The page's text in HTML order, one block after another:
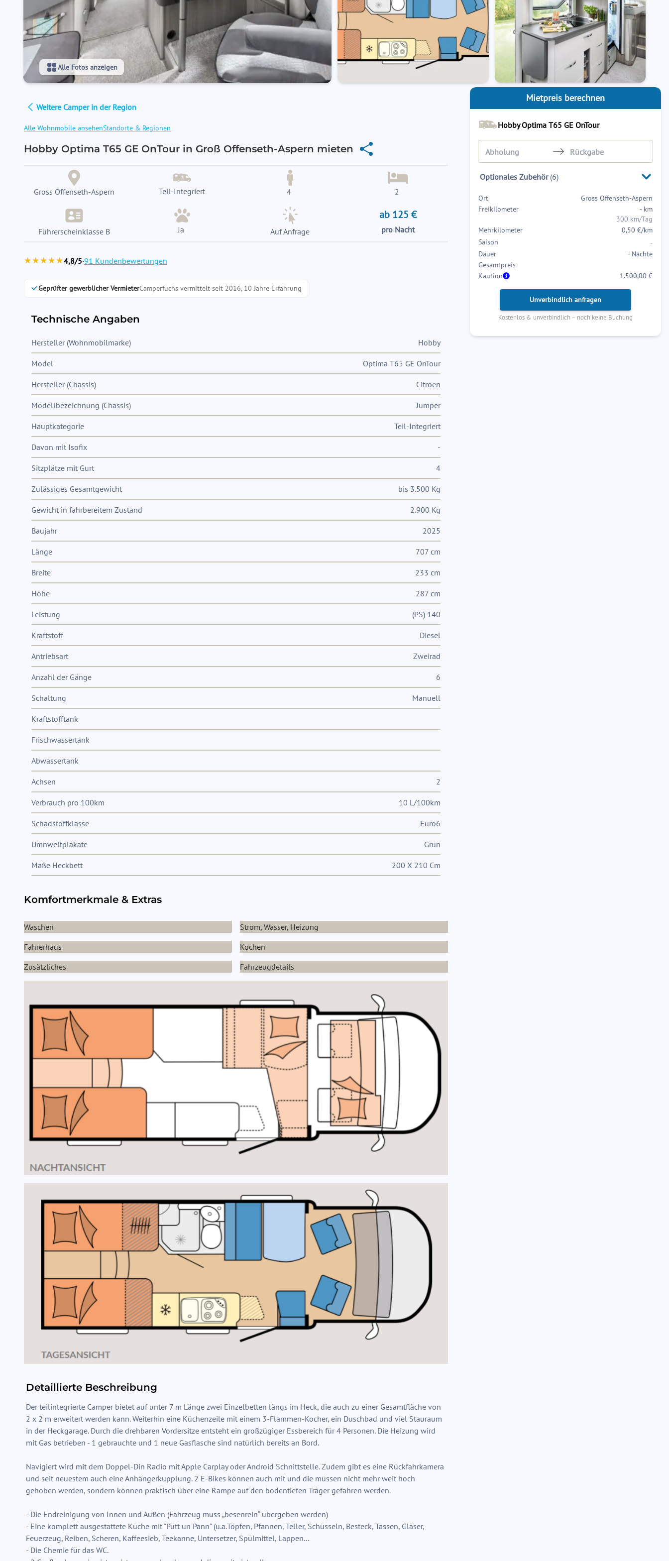
Alle Fotos anzeigen
Weitere Camper in der Region
Alle Wohnmobile ansehenStandorte & Regionen
Hobby Optima T65 GE OnTour in Groß Offenseth-Aspern mieten
Gross Offenseth-Aspern Teil-Integriert 4 2
Führerscheinklasse B Ja Auf Anfrage
ab 125 €
pro Nacht
★★★★★4,8/5·91 Kundenbewertungen
Geprüfter gewerblicher VermieterCamperfuchs vermittelt seit 2016, 10 Jahre Erfahrung
Technische Angaben
Hersteller (Wohnmobilmarke) Hobby
Model Optima T65 GE OnTour
Hersteller (Chassis) Citroen
Modellbezeichnung (Chassis) Jumper
Hauptkategorie Teil-Integriert
Davon mit Isofix -
Sitzplätze mit Gurt 4
Zulässiges Gesamtgewicht bis 3.500 Kg
Gewicht in fahrbereitem Zustand 2.900 Kg
Baujahr 2025
Länge 707 cm
Breite 233 cm
Höhe 287 cm
Leistung (PS) 140
Kraftstoff Diesel
Antriebsart Zweirad
Anzahl der Gänge 6
Schaltung Manuell
Kraftstofftank
Frischwassertank
Abwassertank
Achsen 2
Verbrauch pro 100km 10 L/100km
Schadstoffklasse Euro6
Umnweltplakate Grün
Maße Heckbett 200 X 210 Cm
Komfortmerkmale & Extras
Waschen
Strom, Wasser, Heizung
Fahrerhaus
Kochen
Zusätzliches
Fahrzeugdetails
Detaillierte Beschreibung
Der teilintegrierte Camper bietet auf unter 7 m Länge zwei Einzelbetten längs im Heck, die auch zu einer Gesamtfläche von
2 x 2 m erweitert werden kann. Weiterhin eine Küchenzeile mit einem 3-Flammen-Kocher, ein Duschbad und viel Stauraum
in der Heckgarage. Durch die drehbaren Vordersitze entsteht ein großzügiger Essbereich für 4 Personen. Die Heizung wird
mit Gas betrieben - 1 gebrauchte und 1 neue Gasflasche sind natürlich bereits an Bord.
Navigiert wird mit dem Doppel-Din Radio mit Apple Carplay oder Android Schnittstelle. Zudem gibt es eine Rückfahrkamera
und seit neuestem auch eine Anhängerkupplung. 2 E-Bikes können auch mit und die müssen nicht mehr weit hoch
gehoben werden, sondern können praktisch über eine Rampe auf den bodentiefen Träger gefahren werden.
- Die Endreinigung von Innen und Außen (Fahrzeug muss „besenrein“ übergeben werden)
- Eine komplett ausgestattete Küche mit "Pütt un Pann" (u.a.Töpfen, Pfannen, Teller, Schüsseln, Besteck, Tassen, Gläser,
Feuerzeug, Reiben, Scheren, Kaffeesieb, Teekanne, Untersetzer, Spülmittel, Lappen...
- Die Chemie für das WC.
Mietpreis berechnen
Hobby Optima T65 GE OnTour
forward
interact
the
calendar
and
select
a
mark
interact
date.
Press
the
mark
Optionales Zubehör (6)
Ort
Gross Offenseth-Aspern
Freikilometer
-km
300 km/Tag
Mehrkilometer
0,50 €/km
Saison
-
Dauer
- Nächte
Gesamtpreis
Kaution
1.500,00 €
Unverbindlich anfragen
Kostenlos & unverbindlich – noch keine Buchung